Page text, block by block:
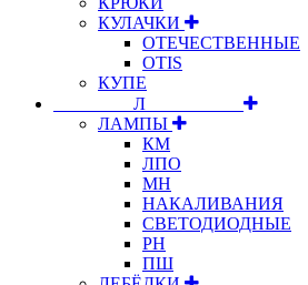
КУЛАЧКИ
ОТЕЧЕСТВЕННЫЕ
OTIS
КУПЕ
⠀⠀⠀⠀⠀⠀Л⠀⠀⠀⠀⠀⠀⠀
ЛАМПЫ
КМ
ЛПО
МН
НАКАЛИВАНИЯ
СВЕТОДИОДНЫЕ
РН
ПШ